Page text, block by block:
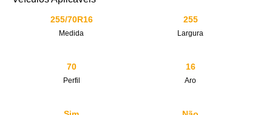
255/70R16
Medida
255
Largura
70
Perfil
16
Aro